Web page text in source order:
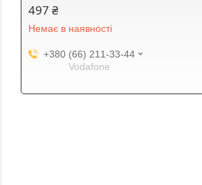
497 ₴
Немає в наявності
+380 (66) 211-33-44
Vodafone